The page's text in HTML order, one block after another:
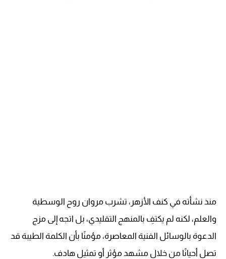
منذ نشأته في كنف الأزهر، تشرب مروان روح الوسطية
والعلم، لكنه لم يكتفِ بالمنهج التقليدي، بل اتجه إلى مزج
الدعوة بالوسائل الفنية المعاصرة، مؤمنًا بأن الكلمة الطيبة قد
تصل أحيانًا من خلال مشهد مؤثر أو تمثيل هادف.